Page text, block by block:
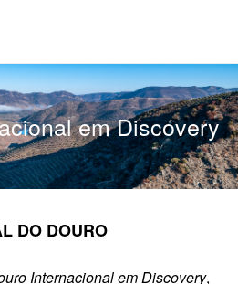
em Discovery
DO DOURO
Internacional em Discovery,